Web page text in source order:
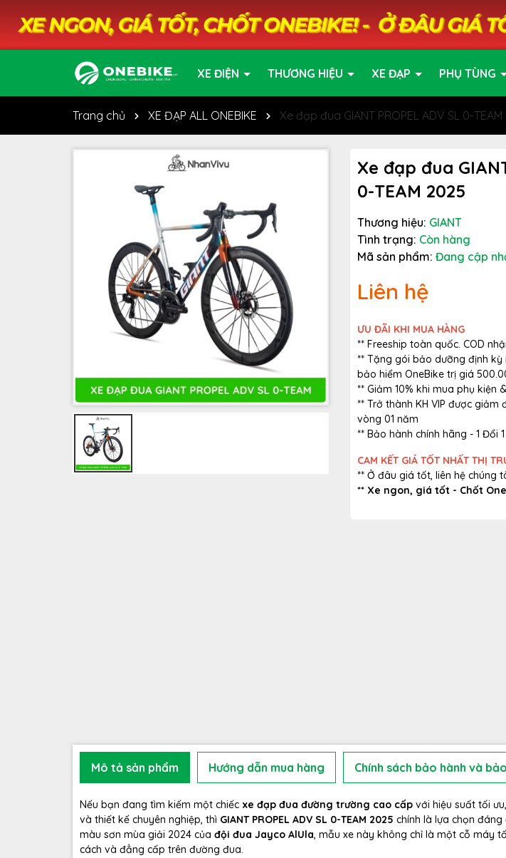
XE ĐIỆN THƯƠNG HIỆU XE ĐẠP PHỤ TÙNG
Trang chủ XE ĐẠP ALL ONEBIKE Xe đạp đua GIANT PROPEL ADV SL 0-
Xe đạp đua
0-TEAM 2025
Thương hiệu: GIANT
Tình trạng: Còn hàng
Mã sản phẩm: Đang cập
Liên hệ
ƯU ĐÃI KHI MUA HÀNG
** Freeship toàn quốc. COD
** Tặng gói bảo dưỡng định
bảo hiểm OneBike trị giá
** Giảm 10% khi mua phụ kiện
** Trở thành KH VIP được
vòng 01 năm
** Bảo hành chính hãng - 1 Đổi
CAM KẾT GIÁ TỐT NHẤT THỊ
** Ở đâu giá tốt, liên hệ chúng
** Xe ngon, giá tốt - Chốt
Mô tả sản phẩm Hướng dẫn mua hàng Chính sách bảo hành và
Nếu bạn đang tìm kiếm một chiếc xe đạp đua đường trường cao cấp với hiệu suất tối
và thiết kế chuyên nghiệp, thì GIANT PROPEL ADV SL 0-TEAM 2025 chính là lựa chọn
màu sơn mùa giải 2024 của đội đua Jayco AlUla, mẫu xe này không chỉ là một cỗ máy
cách và đẳng cấp trên đường đua.